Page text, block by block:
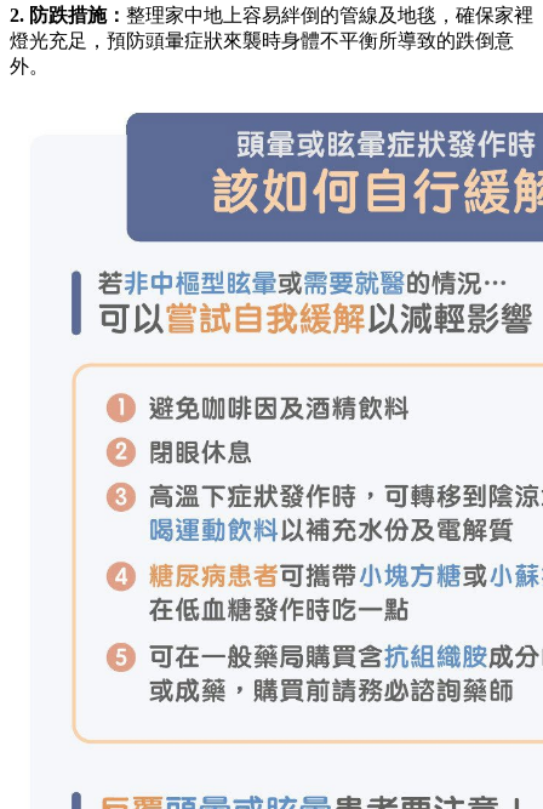
2. 防跌措施： 整理家中地上容易絆倒的管線及地毯，確保家裡
燈光充足，預防頭暈症狀來襲時身體不平衡所導致的跌倒意
外。